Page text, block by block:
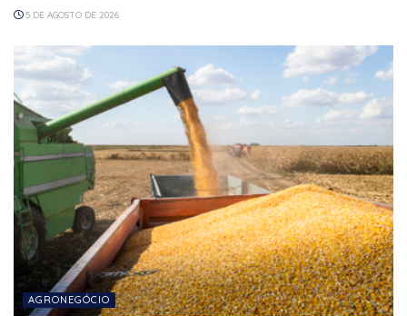
5 DE AGOSTO DE 2026
AGRONEGÓCIO